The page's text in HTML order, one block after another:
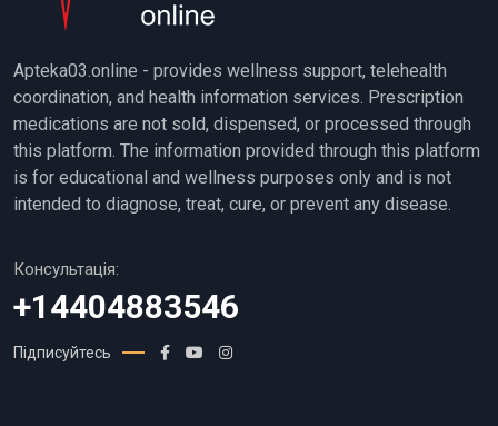
Apteka03.online - provides wellness support, telehealth
coordination, and health information services. Prescription
medications are not sold, dispensed, or processed through
this platform. The information provided through this platform
is for educational and wellness purposes only and is not
intended to diagnose, treat, cure, or prevent any disease.
Консультація:
+14404883546
Підписуйтесь